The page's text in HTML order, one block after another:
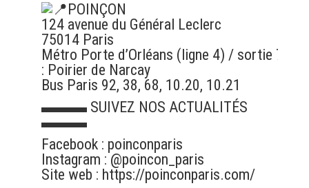
POINÇON
124 avenue du Général Leclerc
75014 Paris
Métro Porte d’Orléans (ligne 4) / sortie 7
: Poirier de Narcay
Bus Paris 92, 38, 68, 10.20, 10.21
▬▬▬ SUIVEZ NOS ACTUALITÉS
▬▬▬
Facebook : poinconparis
Instagram : @poincon_paris
Site web : https://poinconparis.com/